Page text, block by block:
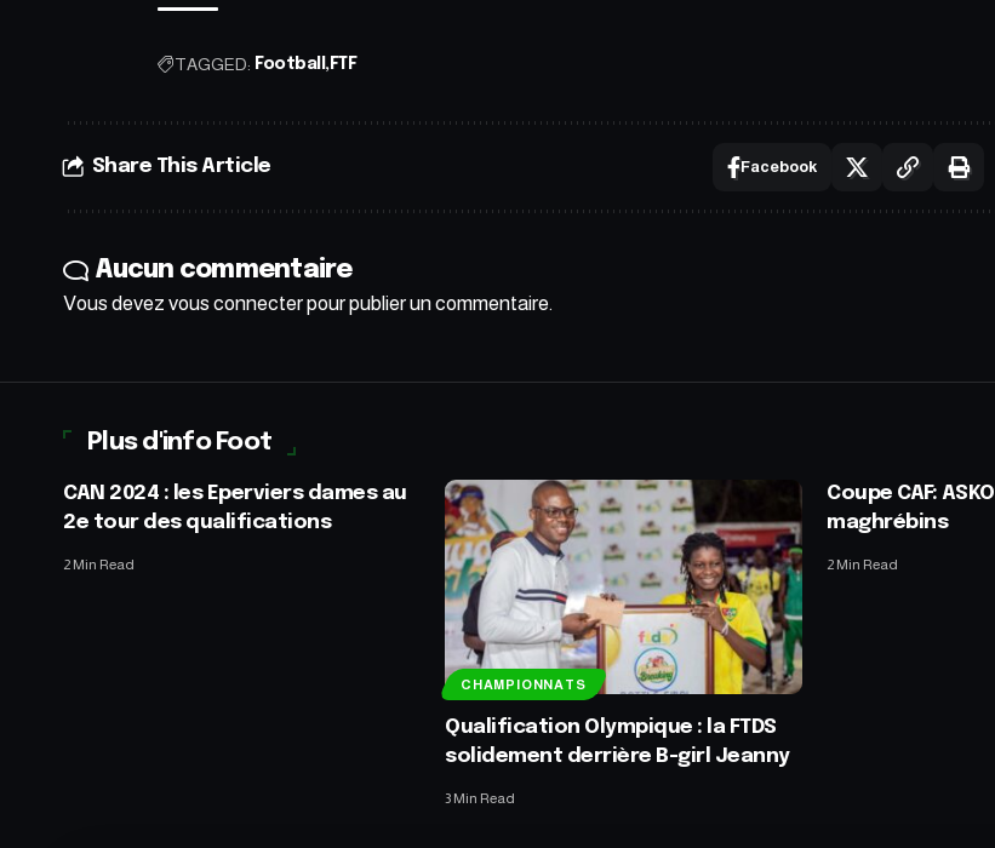
TAGGED: Football FTF
Share This Article Facebook
Aucun commentaire
Vous devez vous connecterpour publier un commentaire.
Plus d'info Foot
CAN 2024 : les Eperviers dames au
2e tour des qualifications
2 Min Read
CHAMPIONNATS
Qualification Olympique : la FTDS
solidement derrière B-girl Jeanny
3 Min Read
Coupe CAF:
maghrébins
2 Min Read